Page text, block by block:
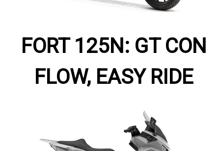
FORT 125N: GT CON
FLOW, EASY RIDE